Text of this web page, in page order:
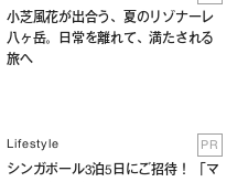
小芝風花が出合う、夏のリゾナーレ
八ヶ岳。日常を離れて、満たされる
旅へ
Lifestyle PR
シンガポール3泊5日にご招待！ 「マ